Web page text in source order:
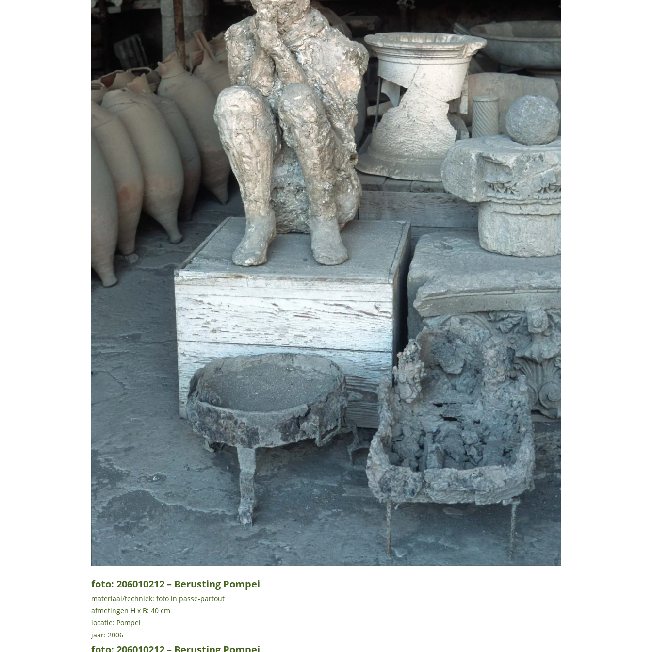
foto: 206010212 – Berusting Pompei
materiaal/techniek: foto in passe-partout
afmetingen H x B: 40 cm
locatie: Pompei
jaar: 2006